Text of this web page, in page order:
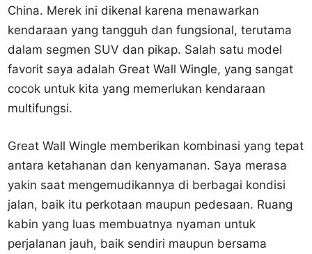
China. Merek ini dikenal karena menawarkan
kendaraan yang tangguh dan fungsional, terutama
dalam segmen SUV dan pikap. Salah satu model
favorit saya adalah Great Wall Wingle, yang sangat
cocok untuk kita yang memerlukan kendaraan
multifungsi.
Great Wall Wingle memberikan kombinasi yang tepat
antara ketahanan dan kenyamanan. Saya merasa
yakin saat mengemudikannya di berbagai kondisi
jalan, baik itu perkotaan maupun pedesaan. Ruang
kabin yang luas membuatnya nyaman untuk
perjalanan jauh, baik sendiri maupun bersama